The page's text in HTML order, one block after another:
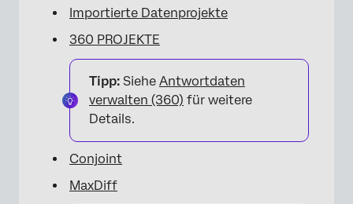
Importierte Datenprojekte
360 PROJEKTE
Tipp: Siehe Antwortdaten
verwalten (360) für weitere
Details.
Conjoint
MaxDiff